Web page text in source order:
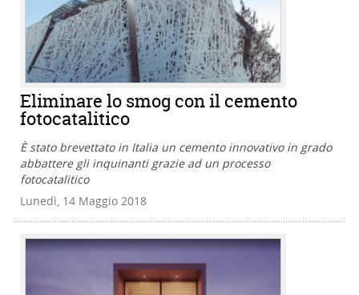
Eliminare lo smog con il cemento
fotocatalitico
È stato brevettato in Italia un cemento innovativo in grado
abbattere gli inquinanti grazie ad un processo
fotocatalitico
Lunedì, 14 Maggio 2018